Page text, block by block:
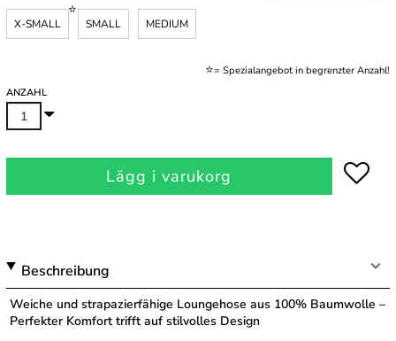
X-SMALL SMALL MEDIUM
⭐= Spezialangebot in begrenzter Anzahl!
ANZAHL
Lägg i varukorg
Beschreibung
Weiche und strapazierfähige Loungehose aus 100% Baumwolle –
Perfekter Komfort trifft auf stilvolles Design